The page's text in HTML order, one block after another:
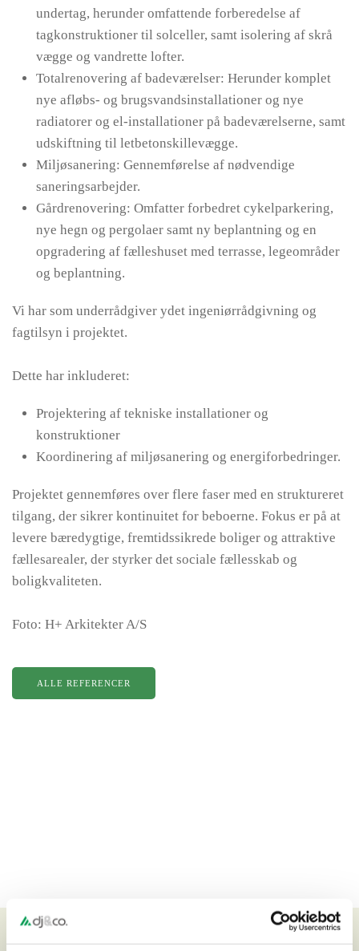
undertag, herunder omfattende forberedelse af
tagkonstruktioner til solceller, samt isolering af skrå
vægge og vandrette lofter.
Totalrenovering af badeværelser: Herunder komplet
nye afløbs- og brugsvandsinstallationer og nye
radiatorer og el-installationer på badeværelserne, samt
udskiftning til letbetonskillevægge.
Miljøsanering: Gennemførelse af nødvendige
saneringsarbejder.
Gårdrenovering: Omfatter forbedret cykelparkering,
nye hegn og pergolaer samt ny beplantning og en
opgradering af fælleshuset med terrasse, legeområder
og beplantning.
Vi har som underrådgiver ydet ingeniørrådgivning og
fagtilsyn i projektet.
Dette har inkluderet:
Projektering af tekniske installationer og
konstruktioner
Koordinering af miljøsanering og energiforbedringer.
Projektet gennemføres over flere faser med en struktureret
tilgang, der sikrer kontinuitet for beboerne. Fokus er på at
levere bæredygtige, fremtidssikrede boliger og attraktive
fællesarealer, der styrker det sociale fællesskab og
boligkvaliteten.
Foto: H+ Arkitekter A/S
ALLE REFERENCER